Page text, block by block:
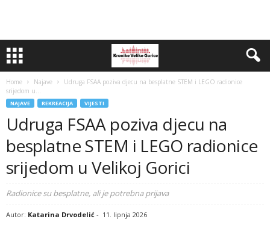
Home Najave
Udruga FSAA poziva djecu na besplatne STEM i LEGO radionice
srijedom u...
NAJAVE REKREACIJA VIJESTI
Udruga FSAA poziva djecu na
besplatne STEM i LEGO radionice
srijedom u Velikoj Gorici
Radionice su besplatne, ali je potrebna prijava
Autor: Katarina Drvodelić - 11. lipnja 2026